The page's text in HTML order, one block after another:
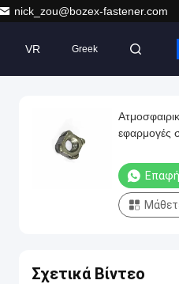
nick_zou@bozex-fastener.com
VR Greek
εφαρμογές
Σχετικά Βίντεο